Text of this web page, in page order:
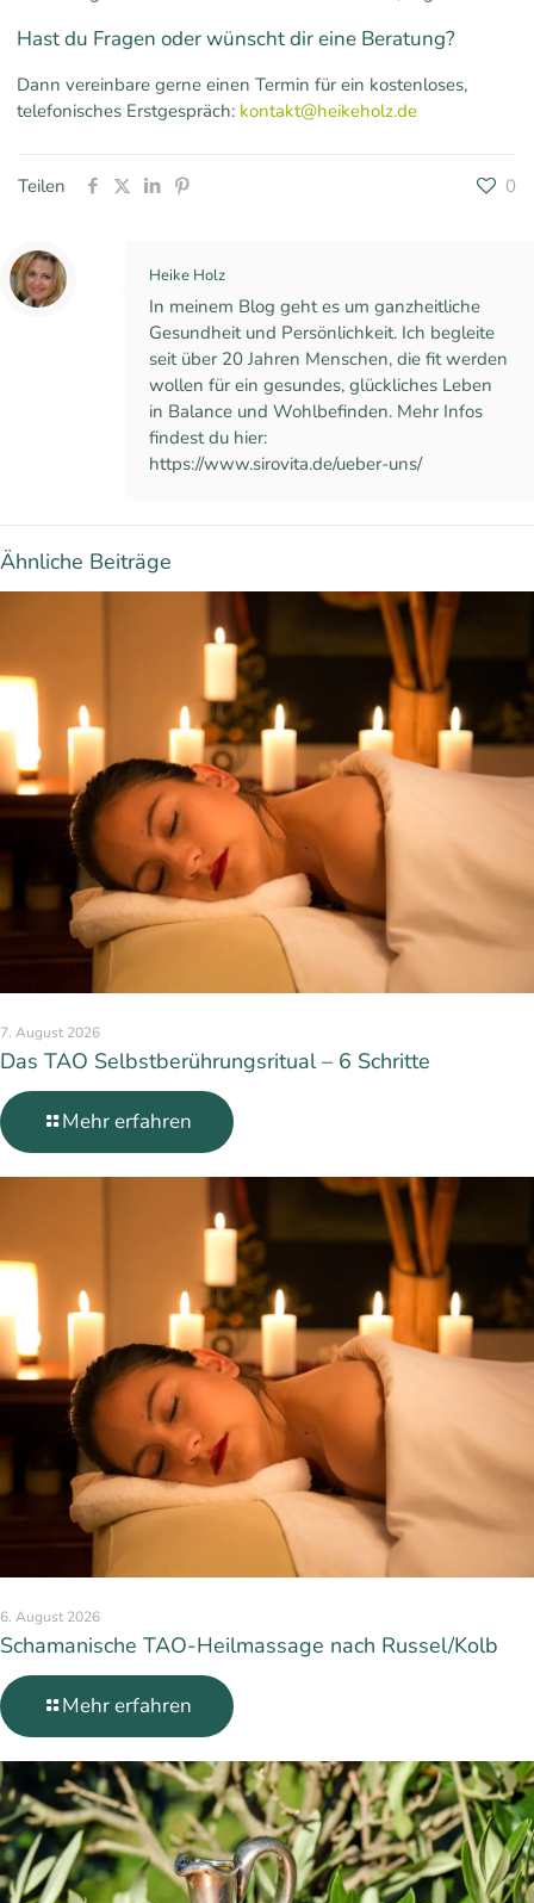
Hast du Fragen oder wünscht dir eine Beratung?
Dann vereinbare gerne einen Termin für ein kostenloses,
telefonisches Erstgespräch: kontakt@heikeholz.de
Teilen 0
Heike Holz
In meinem Blog geht es um ganzheitliche
Gesundheit und Persönlichkeit. Ich begleite
seit über 20 Jahren Menschen, die fit werden
wollen für ein gesundes, glückliches Leben
in Balance und Wohlbefinden. Mehr Infos
findest du hier:
https://www.sirovita.de/ueber-uns/
Ähnliche Beiträge
7. August 2026
Das TAO Selbstberührungsritual – 6 Schritte
Mehr erfahren
6. August 2026
Schamanische TAO-Heilmassage nach Russel/Kolb
Mehr erfahren